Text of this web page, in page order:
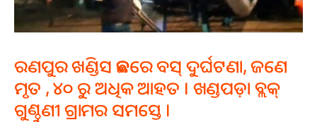
ରଣପୁର ଖଣ୍ଡିସ ଛକରେ ବସ୍ ଦୁର୍ଘଟଣା, ଜଣେ
ମୃତ , ୪୦ ରୁ ଅଧିକ ଆହତ । ଖଣ୍ଡପଡ଼ା ବ୍ଲକ୍
ଗୁଣ୍ଠୁଣୀ ଗ୍ରାମର ସମସ୍ତେ ।